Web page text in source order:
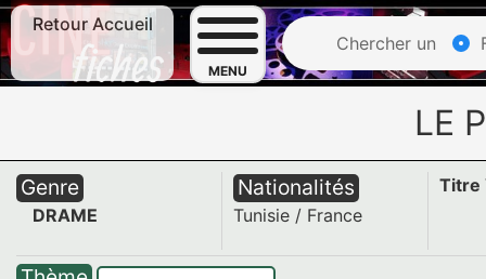
Retour Accueil
MENU
Chercher un
LE
Genre
DRAME
Nationalités
Tunisie / France
Titre